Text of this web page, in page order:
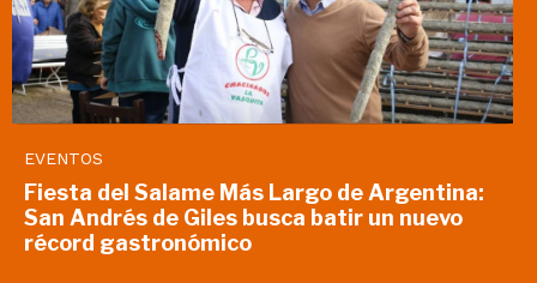
EVENTOS
Fiesta del Salame Más Largo de Argentina:
San Andrés de Giles busca batir un nuevo
récord gastronómico